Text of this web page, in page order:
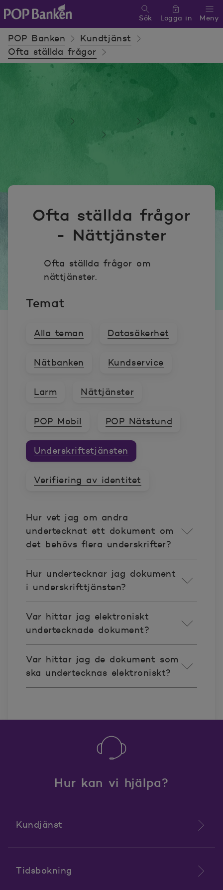
POP banken, till hemsidan
Meny
Sök Logga in
POP Banken
Kundtjänst
Ofta ställda frågor
Ofta ställda frågor
- Nättjänster
Ofta ställda frågor om
nättjänster.
Temat
Alla teman Datasäkerhet
Nätbanken Kundservice
Larm Nättjänster
POP Mobil POP Nätstund
Underskriftstjänsten
Verifiering av identitet
Hur vet jag om andra
undertecknat ett dokument om
det behövs flera underskrifter?
Hur undertecknar jag dokument
i underskrifttjänsten?
Var hittar jag elektroniskt
undertecknade dokument?
Var hittar jag de dokument som
ska undertecknas elektroniskt?
Hur kan vi hjälpa?
Kundjänst
Tidsbokning